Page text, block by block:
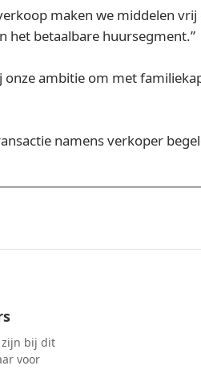
maken we middelen
het betaalbare huursegment.”
onze ambitie om met
namens verkoper
zijn bij dit
voor